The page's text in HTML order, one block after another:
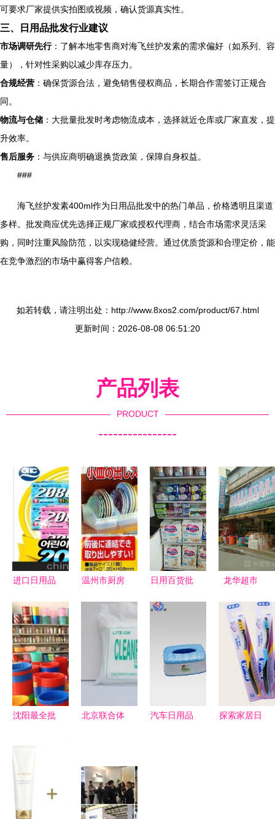
可要求厂家提供实拍图或视频，确认货源真实性。
三、日用品批发行业建议
市场调研先行：了解本地零售商对海飞丝护发素的需求偏好（如系列、容
量），针对性采购以减少库存压力。
合规经营 ：确保货源合法，避免销售侵权商品，长期合作需签订正规合
同。
物流与仓储 ：大批量批发时考虑物流成本，选择就近仓库或厂家直发，提
升效率。
售后服务 ：与供应商明确退换货政策，保障自身权益。
###
海飞丝护发素400ml作为日用品批发中的热门单品，价格透明且渠道
多样。批发商应优先选择正规厂家或授权代理商，结合市场需求灵活采
购，同时注重风险防范，以实现稳健经营。通过优质货源和合理定价，能
在竞争激烈的市场中赢得客户信赖。
如若转载，请注明出处：http://www.8xos2.com/product/67.html
更新时间：2026-08-08 06:51:20
产品列表
PRODUCT
----------------
进口日用品
供应商价格
之深入剖析
温州市厨房
市场 源头
厂家的供应
链优势
日用百货批
代发模式全
攻略
龙华超市
店) 不止是
购物，周边
还隐藏金家
木材销售的
秘密
沈阳最全批
到运输，一
站式搞定！
北京联合体
晶屏清洁剂
洁净布
汽车日用品
探索家居日